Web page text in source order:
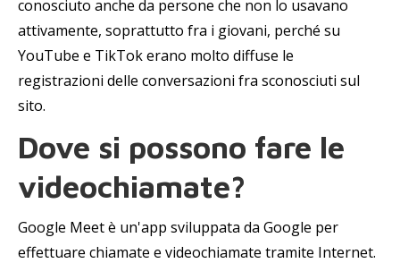
conosciuto anche da persone che non lo usavano
attivamente, soprattutto fra i giovani, perché su
YouTube e TikTok erano molto diffuse le
registrazioni delle conversazioni fra sconosciuti sul
sito.
Dove si possono fare le
videochiamate?
Google Meet è un'app sviluppata da Google per
effettuare chiamate e videochiamate tramite Internet.